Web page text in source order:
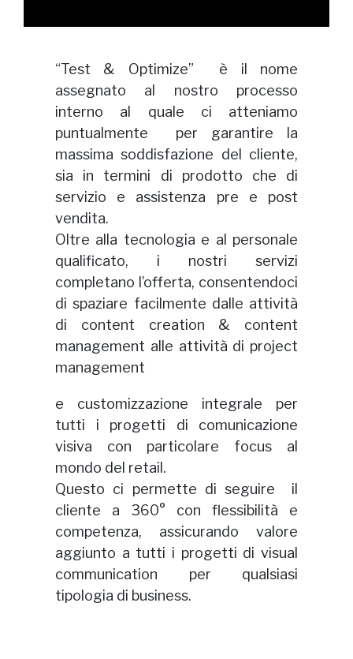
“Test & Optimize” è il nome
assegnato al nostro processo
interno al quale ci atteniamo
puntualmente per garantire la
massima soddisfazione del cliente,
sia in termini di prodotto che di
servizio e assistenza pre e post
vendita.
Oltre alla tecnologia e al personale
qualificato, i nostri servizi
completano l’offerta, consentendoci
di spaziare facilmente dalle attività
di content creation & content
management alle attività di project
management
e customizzazione integrale per
tutti i progetti di comunicazione
visiva con particolare focus al
mondo del retail.
Questo ci permette di seguire il
cliente a 360° con flessibilità e
competenza, assicurando valore
aggiunto a tutti i progetti di visual
communication per qualsiasi
tipologia di business.